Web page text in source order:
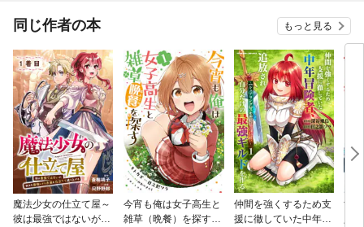
クト級なり……！～
同じ作者の本 もっと見る
魔法少女の仕立て屋～
彼は最強ではないが、
今宵も俺は女子高生と
雑草（晩餐）を探す
仲間を強くするため支
援に徹していた中年冒
世